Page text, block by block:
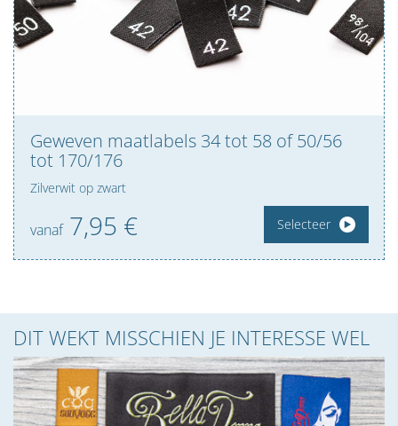
Geweven maatlabels 34 tot 58 of 50/56
tot 170/176
Zilverwit op zwart
vanaf 7,95 € Selecteer
DIT WEKT MISSCHIEN JE INTERESSE WEL